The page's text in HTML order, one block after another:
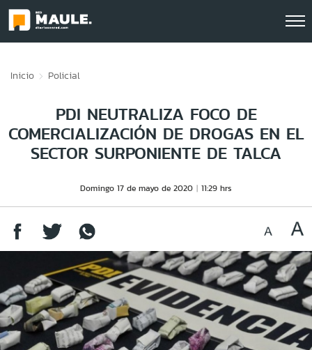
Inicio Policial
PDI NEUTRALIZA FOCO DE
COMERCIALIZACIÓN DE DROGAS EN EL
SECTOR SURPONIENTE DE TALCA
Domingo 17 de mayo de 2020 11:29 hrs